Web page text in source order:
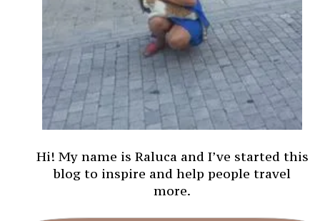
Hi! My name is Raluca and I’ve started this
blog to inspire and help people travel
more.